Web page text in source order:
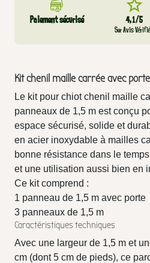
Paiement sécurisé 4,1/5
Sur Avis
Kit chenil maille carrée avec
Le kit pour chiot chenil maille
panneaux de 1,5 m est conçu
espace sécurisé, solide et
en acier inoxydable à mailles
bonne résistance dans le
et une utilisation aussi bien en
Ce kit comprend :
1 panneau de 1,5 m avec porte
3 panneaux de 1,5 m
Caractéristiques techniques
Avec une largeur de 1,5 m et
cm (dont 5 cm de pieds), ce